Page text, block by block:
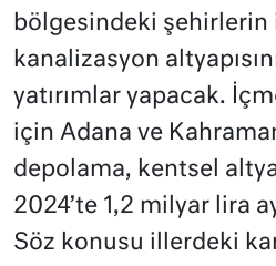
bölgesindeki şehirlerin
kanalizasyon
yatırımlar yapacak.
için Adana ve
depolama, kentsel
2024’te 1,2 milyar lira
Söz konusu illerdeki